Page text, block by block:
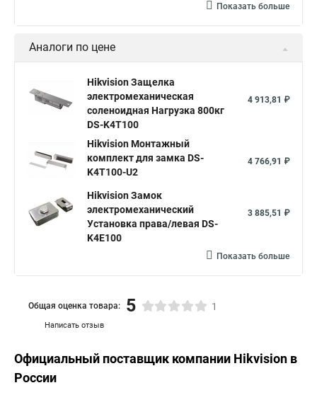
Показать больше
Аналоги по цене
Hikvision Защелка
электромеханическая
соленоидная Нагрузка 800кг
DS-K4T100
4 913,81 ₽
Hikvision Монтажный
комплект для замка DS-
K4T100-U2
4 766,91 ₽
Hikvision Замок
электромеханический
Установка права/левая DS-
K4E100
3 885,51 ₽
Показать больше
Написать отзыв
Общая оценка товара: 5 1
Официальный поставщик компании Hikvision в
России